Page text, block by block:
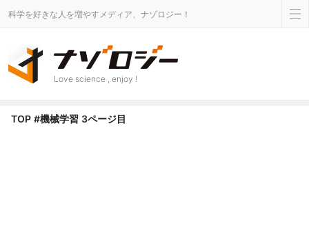
科学を好きな人を増やすメディア、ナゾロジー！
Love science , enjoy !
TOP #機械学習 3ページ目